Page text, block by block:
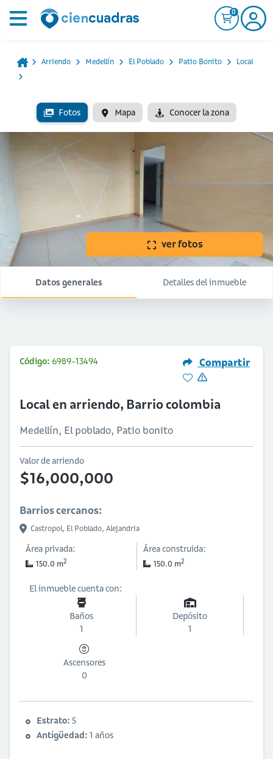
0
Arriendo Medellín El Poblado Patio Bonito Local
Fotos Mapa Conocer la zona
ver fotos
Datos generales Detalles del inmueble
Código: 6989-13494 Compartir
Local en arriendo, Barrio colombia
Medellín, El poblado, Patio bonito
Valor de arriendo
$16,000,000
Barrios cercanos:
Castropol, El Poblado, Alejandria
Área privada:
150.0 m2
Área construida:
150.0 m2
El inmueble cuenta con:
Baños
1
Depósito
1
Ascensores
0
Estrato: 5
Antigüedad: 1 años